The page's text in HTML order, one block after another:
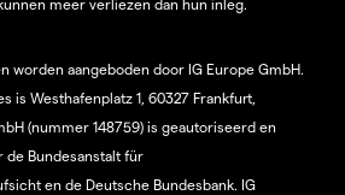
meer verliezen dan hun inleg.
worden aangeboden door IG Europe GmbH.
is Westhafenplatz 1, 60327 Frankfurt,
(nummer 148759) is geautoriseerd en
Bundesanstalt für
en de Deutsche Bundesbank. IG